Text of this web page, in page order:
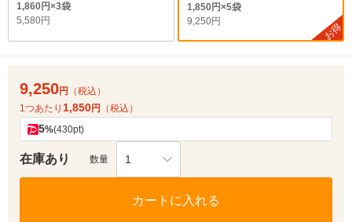
1,860円×3袋
5,580円
1,850円×5袋
9,250円
お得
9,250円
（税込）
1つあたり 1,850円 （税込）
5%(430pt)
在庫あり 数量 1
カートに入れる